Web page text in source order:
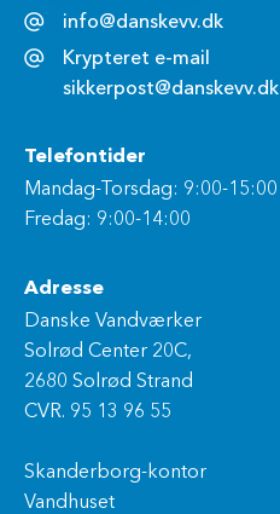
info@danskevv.dk
Krypteret e-mail
sikkerpost@danskevv.dk
Telefontider
Mandag-Torsdag: 9:00-15:00
Fredag: 9:00-14:00
Adresse
Danske Vandværker
Solrød Center 20C,
2680 Solrød Strand
CVR. 95 13 96 55
Skanderborg-kontor
Vandhuset